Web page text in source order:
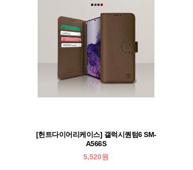
[헌트다이어리케이스] 갤럭시퀀텀6 SM-
A566S
5,520원